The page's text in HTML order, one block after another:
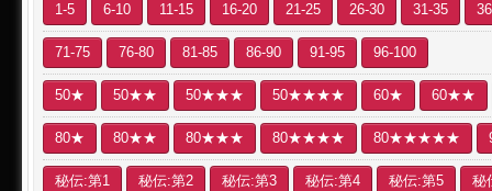
1-5 6-10 11-15 16-20 21-25 26-30 31-35
71-75 76-80 81-85 86-90 91-95 96-100
50★ 50★★ 50★★★ 50★★★★ 60★ 60★★
80★ 80★★ 80★★★ 80★★★★ 80★★★★★
秘伝:第1 秘伝:第2 秘伝:第3 秘伝:第4 秘伝:第5 秘